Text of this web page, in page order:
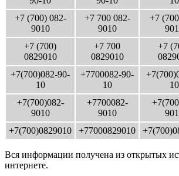
+7 (700) 082-
9010
+7 700 082-
9010
+7
+7 (700)
0829010
+7 700
0829010
+7
+7(700)082-90-
10
+7700082-90-
10
10
+7(700)082-
9010
+7700082-
9010
+7(700)0829010
+77000829010
Вся информации получена из открытых
интернете.